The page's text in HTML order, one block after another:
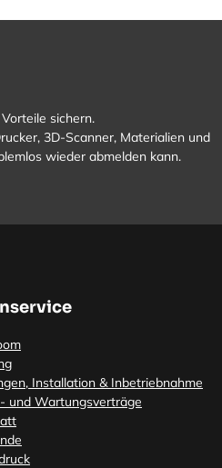
sichern.
3D-Scanner, Materialien und
wieder abmelden kann.
Installation & Inbetriebnahme
und Wartungsverträge